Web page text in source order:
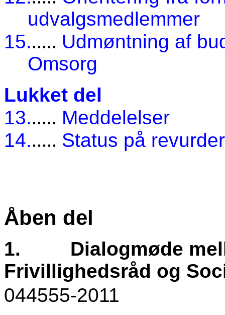
udvalgsmedlemmer
15...... Udmøntning af
Omsorg
Lukket del
13...... Meddelelser
14...... Status på
Åben del
1.
Dialogmøde
Frivillighedsråd og
044555-2011